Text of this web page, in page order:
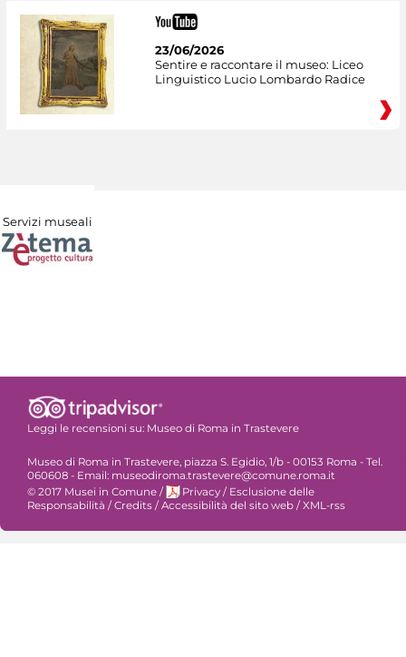
23/06/2026
Sentire e raccontare il museo: Liceo
Linguistico Lucio Lombardo Radice
Servizi museali
Leggi le recensioni su: Museo di Roma in Trastevere
Museo di Roma in Trastevere, piazza S. Egidio, 1/b - 00153 Roma - Tel.
060608 - Email: museodiroma.trastevere@comune.roma.it
© 2017 Musei in Comune / Privacy / Esclusione delle
Responsabilità / Credits / Accessibilità del sito web / XML-rss